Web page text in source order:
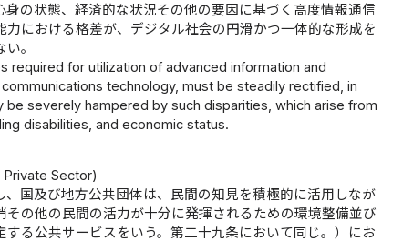
の状態、経済的な状況その他の要因に基づく高度情報通信
における格差が、デジタル社会の円滑かつ一体的な形成を
。
required for utilization of advanced information and
technology, must be steadily rectified, in
severely hampered by such disparities, which arise from
disabilities, and economic status.
Sector)
国及び地方公共団体は、民間の知見を積極的に活用しなが
の他の民間の活力が十分に発揮されるための環境整備並び
る公共サービスをいう。第二十九条において同じ。）にお